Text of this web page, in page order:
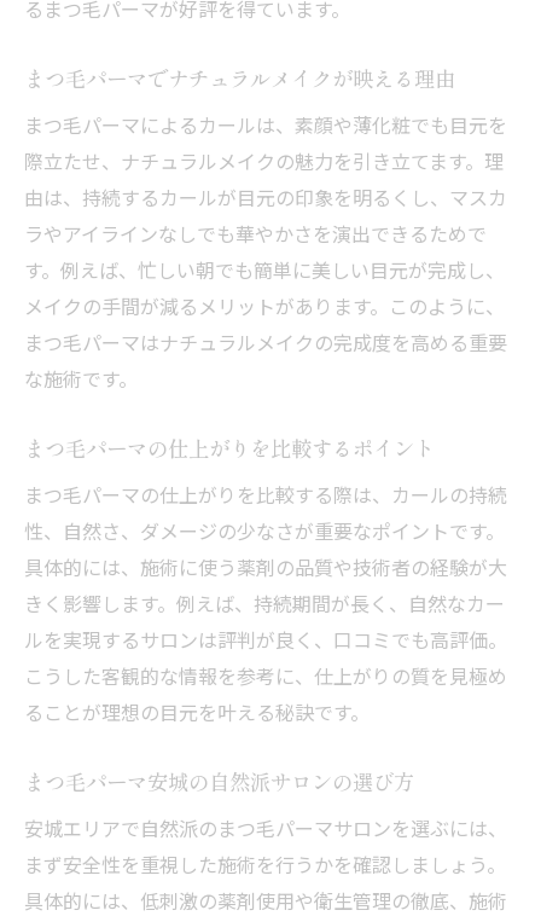
るまつ毛パーマが好評を得ています。
まつ毛パーマでナチュラルメイクが映える理由
まつ毛パーマによるカールは、素顔や薄化粧でも目元を
際立たせ、ナチュラルメイクの魅力を引き立てます。理
由は、持続するカールが目元の印象を明るくし、マスカ
ラやアイラインなしでも華やかさを演出できるためで
す。例えば、忙しい朝でも簡単に美しい目元が完成し、
メイクの手間が減るメリットがあります。このように、
まつ毛パーマはナチュラルメイクの完成度を高める重要
な施術です。
まつ毛パーマの仕上がりを比較するポイント
まつ毛パーマの仕上がりを比較する際は、カールの持続
性、自然さ、ダメージの少なさが重要なポイントです。
具体的には、施術に使う薬剤の品質や技術者の経験が大
きく影響します。例えば、持続期間が長く、自然なカー
ルを実現するサロンは評判が良く、口コミでも高評価。
こうした客観的な情報を参考に、仕上がりの質を見極め
ることが理想の目元を叶える秘訣です。
まつ毛パーマ安城の自然派サロンの選び方
安城エリアで自然派のまつ毛パーマサロンを選ぶには、
まず安全性を重視した施術を行うかを確認しましょう。
具体的には、低刺激の薬剤使用や衛生管理の徹底、施術